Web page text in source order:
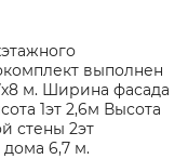
выполнен
м. Ширина фасада
1эт 2,6м Высота
стены 2эт
6,7 м.